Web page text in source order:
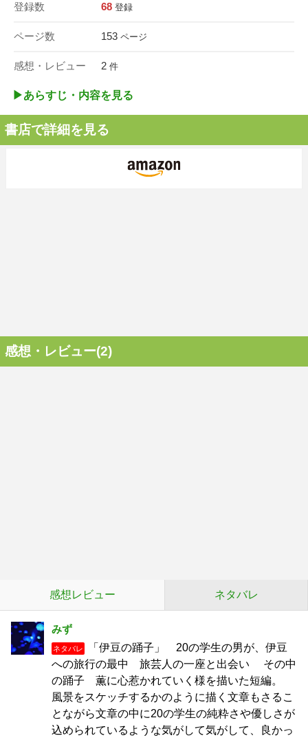
登録数 68 登録
ページ数 153 ページ
感想・レビュー 2 件
▶︎あらすじ・内容を見る
書店で詳細を見る
感想・レビュー(2)
感想レビュー ネタバレ
みず
ネタバレ
「伊豆の踊子」 20の学生の男が、伊豆
への旅行の最中 旅芸人の一座と出会い その中
の踊子 薫に心惹かれていく様を描いた短編。
風景をスケッチするかのように描く文章もさるこ
とながら文章の中に20の学生の純粋さや優しさが
込められているような気がして気がして、良かっ